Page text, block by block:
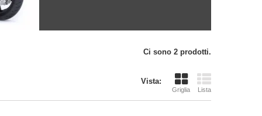
Ci sono 2 prodotti.
Vista:
Griglia Lista